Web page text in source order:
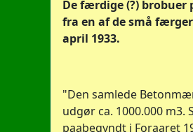
De færdige (?) brobuer
fra en af de små
april 1933.
"Den samlede
udgør ca. 1000.000 m3.
paabegyndt i Foraaret